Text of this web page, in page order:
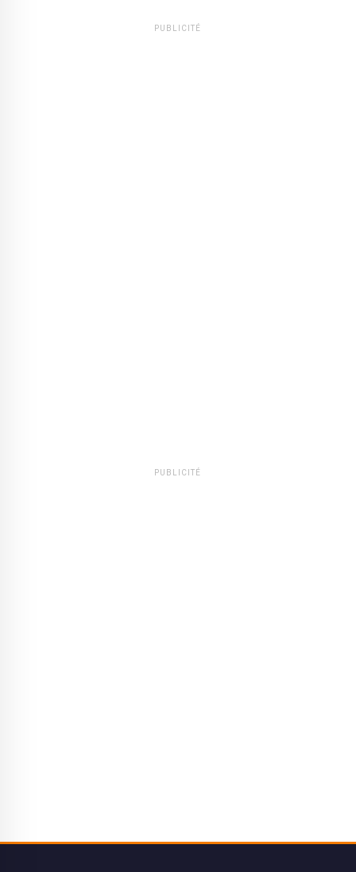
PUBLICITÉ
PUBLICITÉ